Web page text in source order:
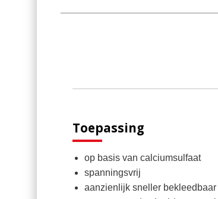
Toepassing
op basis van calciumsulfaat
spanningsvrij
aanzienlijk sneller